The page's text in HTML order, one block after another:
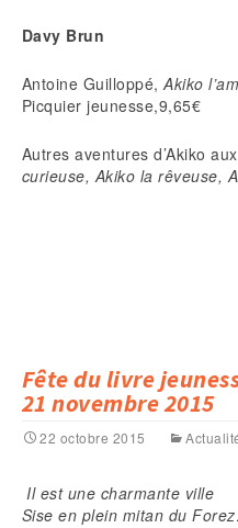
Davy Brun
Antoine Guilloppé,Akiko
Picquier jeunesse,9,65€
Autres aventures d’Akiko
curieuse, Akiko la rêveuse,
Fête du livre
21 novembre 2015
22 octobre 2015
Il est une charmante ville
Sise en plein mitan du